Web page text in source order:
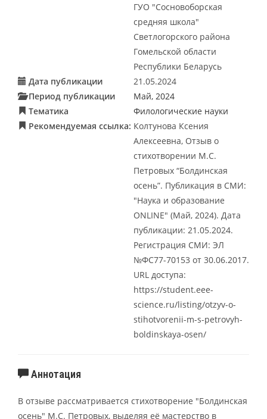
ГУО "Сосновоборская
средняя школа"
Светлогорского района
Гомельской области
Республики Беларусь
Дата публикации
21.05.2024
Период публикации
Май, 2024
Тематика
Филологические науки
Рекомендуемая ссылка: Колтунова Ксения
Алексеевна, Отзыв о
стихотворении М.С.
Петровых “Болдинская
осень”. Публикация в СМИ:
"Наука и образование
ONLINE" (Май, 2024). Дата
публикации: 21.05.2024.
Регистрация СМИ: ЭЛ
№ФС77-70153 от 30.06.2017.
URL доступа:
https://student.eee-
science.ru/listing/otzyv-o-
stihotvorenii-m-s-petrovyh-
boldinskaya-osen/
Аннотация
В отзыве рассматривается стихотворение "Болдинская
осень" М.С. Петровых, выделяя её мастерство в